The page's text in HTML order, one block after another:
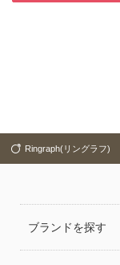
熊本・宮崎・鹿児島で展
Ringraph(リングラフ)
ブランドを探す